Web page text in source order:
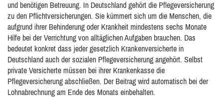
und benötigen Betreuung. In Deutschland gehört die Pflegeversicherung
zu den Pflichtversicherungen. Sie kümmert sich um die Menschen, die
aufgrund ihrer Behinderung oder Krankheit mindestens sechs Monate
Hilfe bei der Verrichtung von alltäglichen Aufgaben brauchen. Das
bedeutet konkret dass jeder gesetzlich Krankenversicherte in
Deutschland auch der sozialen Pflegeversicherung angehört. Selbst
private Versicherte müssen bei ihrer Krankenkasse die
Pflegeversicherung abschließen. Der Beitrag wird automatisch bei der
Lohnabrechnung am Ende des Monats einbehalten.